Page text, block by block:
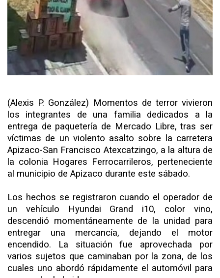
(Alexis P. González) Momentos de terror vivieron
los integrantes de una familia dedicados a la
entrega de paquetería de Mercado Libre, tras ser
víctimas de un violento asalto sobre la carretera
Apizaco-San Francisco Atexcatzingo, a la altura de
la colonia Hogares Ferrocarrileros, perteneciente
al municipio de Apizaco durante este sábado.
Los hechos se registraron cuando el operador de
un vehículo Hyundai Grand i10, color vino,
descendió momentáneamente de la unidad para
entregar una mercancía, dejando el motor
encendido. La situación fue aprovechada por
varios sujetos que caminaban por la zona, de los
cuales uno abordó rápidamente el automóvil para